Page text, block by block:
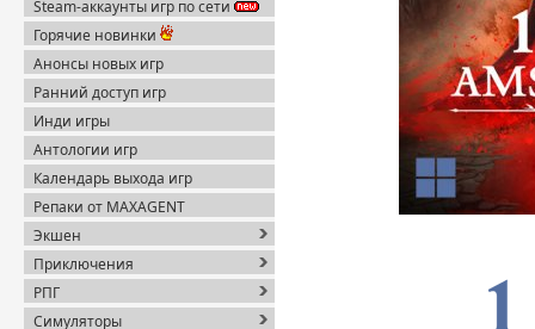
Steam-аккаунты игр по сети
Горячие новинки
Анонсы новых игр
Ранний доступ игр
Инди игры
Антологии игр
Календарь выхода игр
Репаки от MAXAGENT
Экшен
Приключения
РПГ
Симуляторы